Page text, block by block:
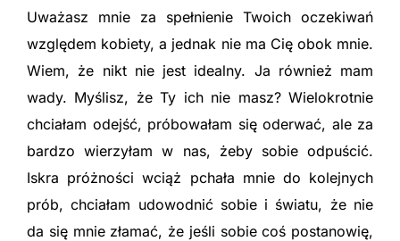
Uważasz mnie za spełnienie Twoich oczekiwań
względem kobiety, a jednak nie ma Cię obok mnie.
Wiem, że nikt nie jest idealny. Ja również mam
wady. Myślisz, że Ty ich nie masz? Wielokrotnie
chciałam odejść, próbowałam się oderwać, ale za
bardzo wierzyłam w nas, żeby sobie odpuścić.
Iskra próżności wciąż pchała mnie do kolejnych
prób, chciałam udowodnić sobie i światu, że nie
da się mnie złamać, że jeśli sobie coś postanowię,